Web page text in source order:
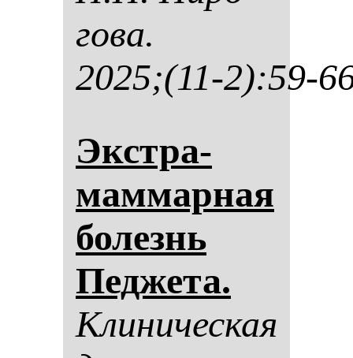
го­ва.
2025;(11-2):59-
Экстра­
мам­мар­ная
бо­лезнь
Пед­же­та.
Кли­ни­чес­кая